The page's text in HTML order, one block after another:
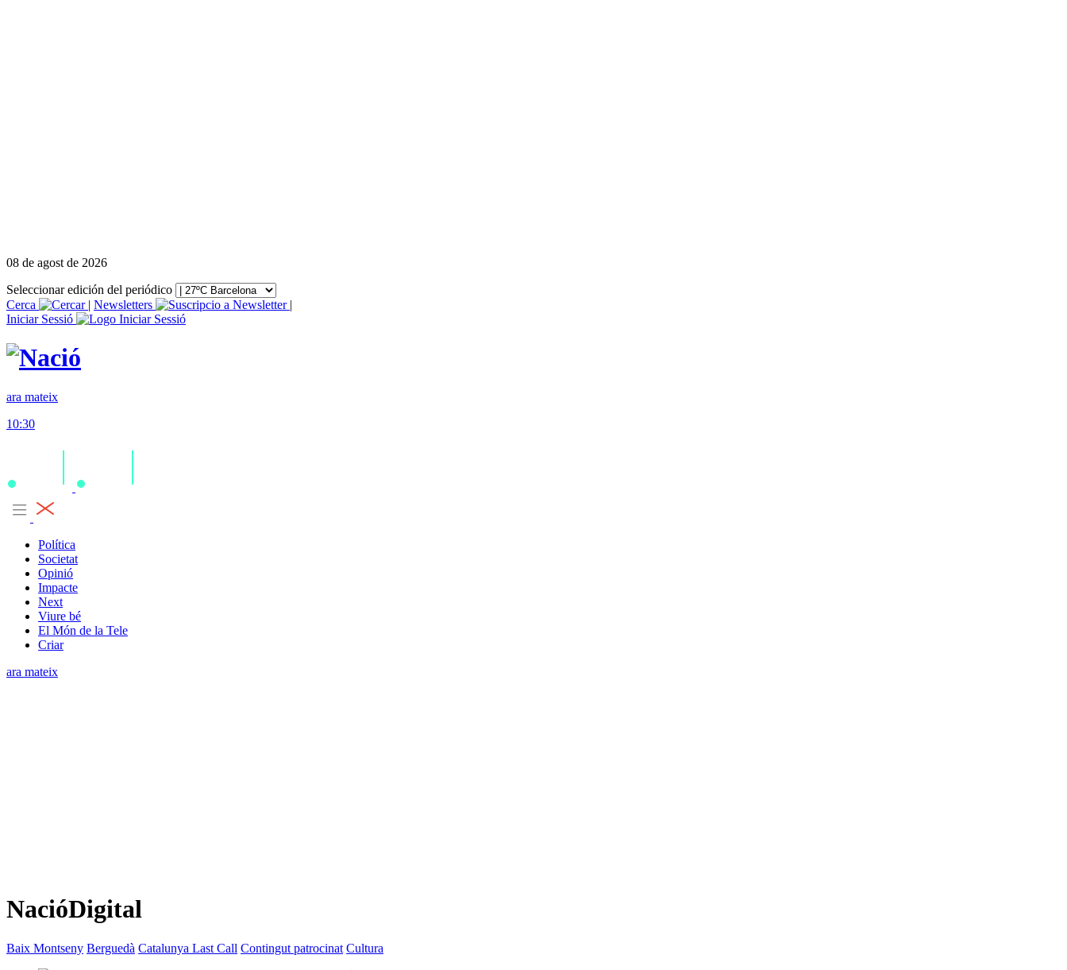
08 de agost de 2026
Seleccionar edición del periódico
Cerca
| Newsletters
|
Iniciar Sessió
ara mateix
10:30
Política
Societat
Opinió
Impacte
Next
Viure bé
El Món de la Tele
Criar
ara mateix
NacióDigital
Baix Montseny Berguedà Catalunya Last Call Contingut patrocinat Cultura